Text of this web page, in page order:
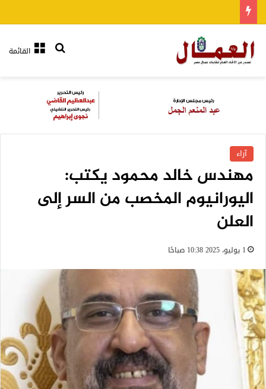
القائمةبحث عن
آراء
مهندس خالد محمود يكتب:
اليورانيوم المخصب من السر إلى
العلن
1 يوليو، 2025 10:38 صباحًا